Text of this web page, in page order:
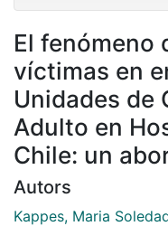
El fenómeno
víctimas en
Unidades de
Adulto en
Chile: un
Autors
Kappes, Maria